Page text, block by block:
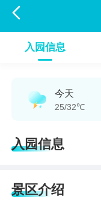

入园信息
今天
25/32℃
入园信息
景区介绍